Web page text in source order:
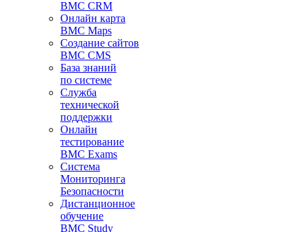
BMC CRM
Онлайн карта
BMC Maps
Создание сайтов
BMC CMS
База знаний
по системе
Служба
технической
поддержки
Онлайн
тестирование
BMC Exams
Система
Мониторинга
Безопасности
Дистанционное
обучение
BMC Study